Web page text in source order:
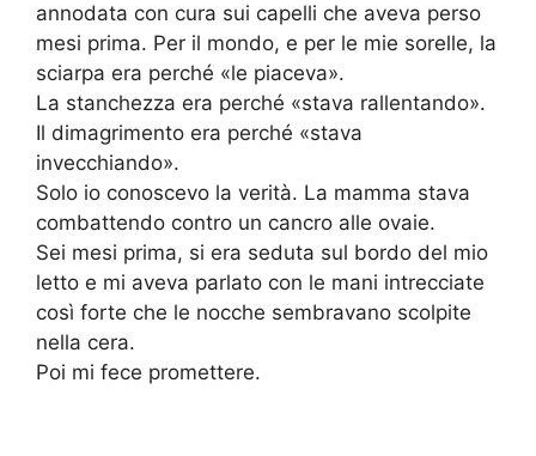
annodata con cura sui capelli che aveva perso
mesi prima. Per il mondo, e per le mie sorelle, la
sciarpa era perché «le piaceva».
La stanchezza era perché «stava rallentando».
Il dimagrimento era perché «stava
invecchiando».
Solo io conoscevo la verità. La mamma stava
combattendo contro un cancro alle ovaie.
Sei mesi prima, si era seduta sul bordo del mio
letto e mi aveva parlato con le mani intrecciate
così forte che le nocche sembravano scolpite
nella cera.
Poi mi fece promettere.